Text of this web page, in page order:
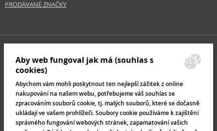
PRODÁVANÉ ZNAČKY
Aby web fungoval jak má (souhlas s
cookies)
Abychom vám mohli poskytnout ten nejlepší zážitek z online
nakupování na našem webu, potřebujeme váš souhlas se
zpracováním souborů cookie, tj. malých souborů, které se dočasně
ukládají ve vašem prohlížeči. Soubory cookie používáme k zajištění
správného fungování webových stránek, zapamatování vašich